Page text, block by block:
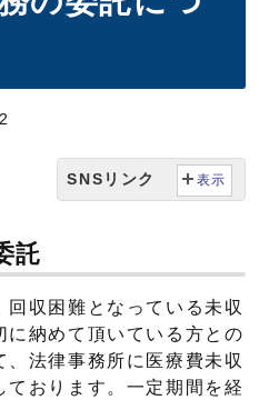
SNSリンク 表示
託
収困難となっている未収
納めて頂いている方との
法律事務所に医療費未収
おります。一定期間を経